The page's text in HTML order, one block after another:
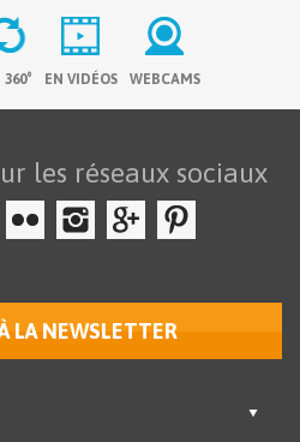
360° EN VIDÉOS WEBCAMS
les réseaux sociaux
LA NEWSLETTER